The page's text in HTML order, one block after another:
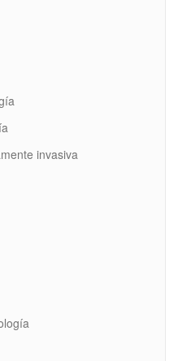
invasiva